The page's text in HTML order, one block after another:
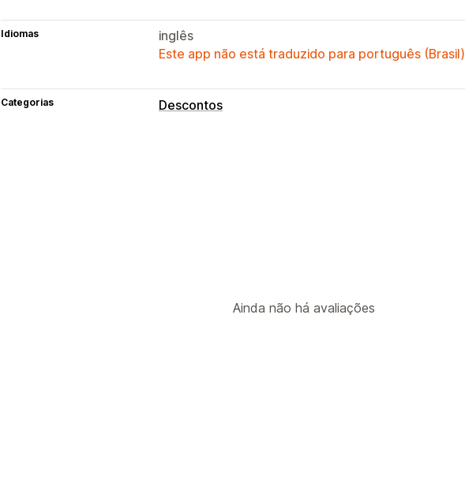
Idiomas
inglês
Este app não está traduzido para português (Brasil)
Categorias Descontos
Ainda não há avaliações